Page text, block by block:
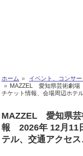
ホーム
イベント、コンサー
MAZZEL 愛知県芸術劇
チケット情報、会場周辺ホテ
MAZZEL 愛知県
報 2026年 12月11
テル、交通アクセ